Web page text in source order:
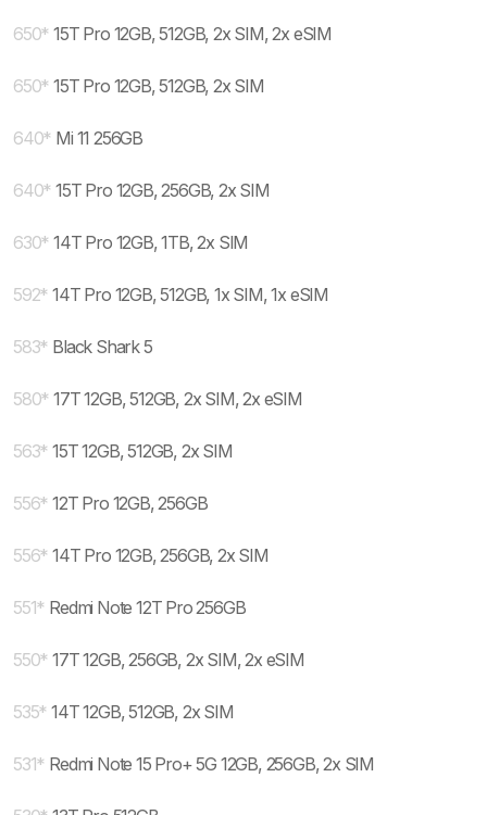
650* 15T Pro 12GB, 512GB, 2x SIM, 2x eSIM
650* 15T Pro 12GB, 512GB, 2x SIM
640* Mi 11 256GB
640* 15T Pro 12GB, 256GB, 2x SIM
630* 14T Pro 12GB, 1TB, 2x SIM
592* 14T Pro 12GB, 512GB, 1x SIM, 1x eSIM
583* Black Shark 5
580* 17T 12GB, 512GB, 2x SIM, 2x eSIM
563* 15T 12GB, 512GB, 2x SIM
556* 12T Pro 12GB, 256GB
556* 14T Pro 12GB, 256GB, 2x SIM
551* Redmi Note 12T Pro 256GB
550* 17T 12GB, 256GB, 2x SIM, 2x eSIM
535* 14T 12GB, 512GB, 2x SIM
531* Redmi Note 15 Pro+ 5G 12GB, 256GB, 2x SIM